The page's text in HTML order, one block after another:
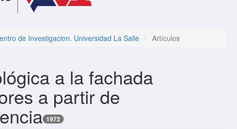
de Investigacion. Universidad La Salle Artículos
a la fachada
a partir de
1972